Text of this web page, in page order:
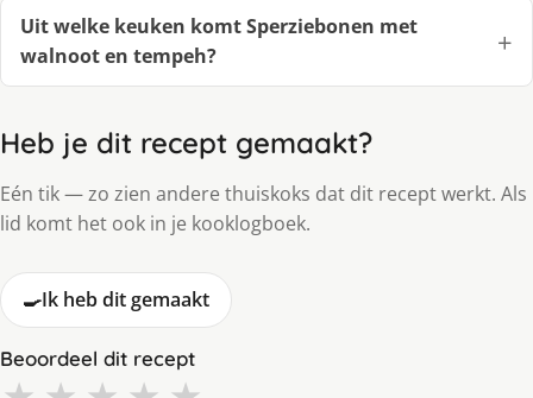
Uit welke keuken komt Sperziebonen met
walnoot en tempeh?
Heb je dit recept gemaakt?
Eén tik — zo zien andere thuiskoks dat dit recept werkt. Als
lid komt het ook in je kooklogboek.
🍳Ik heb dit gemaakt
Beoordeel dit recept